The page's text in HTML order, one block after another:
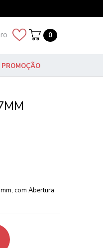
0
PROMOÇÃO
com Abertura